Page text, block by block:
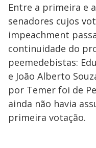
Entre a primeira e
senadores cujos
impeachment
continuidade do
peemedebistas:
e João Alberto
por Temer foi de
ainda não havia
primeira votação.